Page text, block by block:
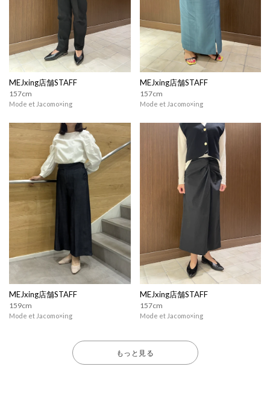
MEJxing店舗STAFF
157cm
Mode et Jacomo×ing
MEJxing店舗STAFF
157cm
Mode et Jacomo×ing
MEJxing店舗STAFF
159cm
Mode et Jacomo×ing
MEJxing店舗STAFF
157cm
Mode et Jacomo×ing
もっと見る